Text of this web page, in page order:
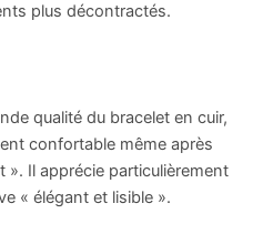
plus décontractés.
qualité du bracelet en cuir,
confortable même après
». Il apprécie particulièrement
« élégant et lisible ».